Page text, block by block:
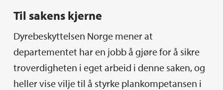
Til sakens kjerne
Dyrebeskyttelsen Norge mener at
departementet har en jobb å gjøre for å sikre
troverdigheten i eget arbeid i denne saken, og
heller vise vilje til å styrke plankompetansen i